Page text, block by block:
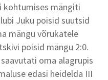
kohtumises mängiti
Juku poisid suutsid
mängu võrukatele
poisid mängu 2:0.
oma alagrupis
edasi heidelda III